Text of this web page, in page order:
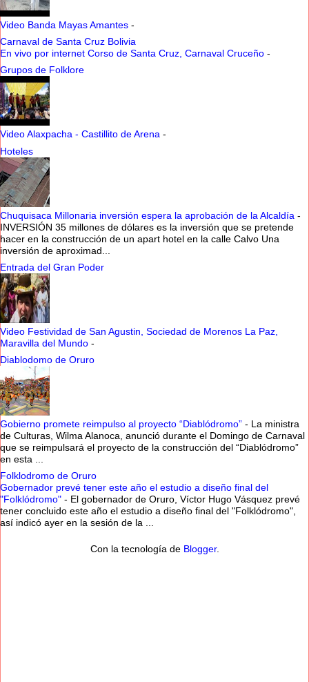
Video Banda Mayas Amantes -
Carnaval de Santa Cruz Bolivia
En vivo por internet Corso de Santa Cruz, Carnaval Cruceño -
Grupos de Folklore
Video Alaxpacha - Castillito de Arena -
Hoteles
Chuquisaca Millonaria inversión espera la aprobación de la Alcaldía -
INVERSIÓN 35 millones de dólares es la inversión que se pretende
hacer en la construcción de un apart hotel en la calle Calvo Una
inversión de aproximad...
Entrada del Gran Poder
Video Festividad de San Agustin, Sociedad de Morenos La Paz,
Maravilla del Mundo -
Diablodomo de Oruro
Gobierno promete reimpulso al proyecto “Diablódromo” - La ministra
de Culturas, Wilma Alanoca, anunció durante el Domingo de Carnaval
que se reimpulsará el proyecto de la construcción del “Diablódromo”
en esta ...
Folklodromo de Oruro
Gobernador prevé tener este año el estudio a diseño final del
"Folklódromo" - El gobernador de Oruro, Víctor Hugo Vásquez prevé
tener concluido este año el estudio a diseño final del "Folklódromo",
así indicó ayer en la sesión de la ...
Con la tecnología de Blogger.